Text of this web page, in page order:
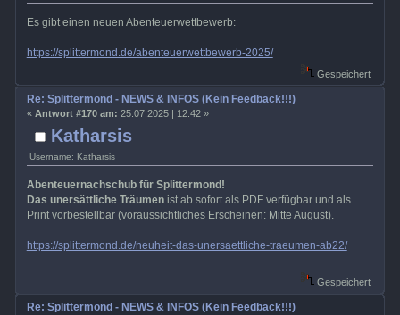
Es gibt einen neuen Abenteuerwettbewerb:
https://splittermond.de/abenteuerwettbewerb-2025/
Gespeichert
Katharsis
Username: Katharsis
Re: Splittermond - NEWS & INFOS (Kein Feedback!!!)
« Antwort #170 am: 25.07.2025 | 12:42 »
Abenteuernachschub für Splittermond!
Das unersättliche Träumenist ab sofort als PDF verfügbar und als
Print vorbestellbar (voraussichtliches Erscheinen: Mitte August).
https://splittermond.de/neuheit-das-unersaettliche-traeumen-ab22/
Gespeichert
Re: Splittermond - NEWS & INFOS (Kein Feedback!!!)